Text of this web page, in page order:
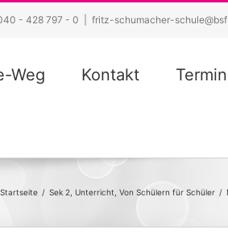
- 428 797 - 0 fritz-schumacher-
Weg Kontakt
Startseite / Sek 2 Unterricht Von Schülern für Schüler /